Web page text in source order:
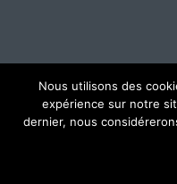
© 2017 - Centre hospitalier
Nous utilisons des
expérience sur notre
dernier, nous